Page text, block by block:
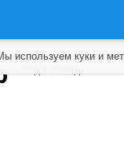
используем куки и